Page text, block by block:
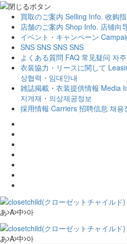
買取のご案内 Selling Info. 收购
店舗のご案内 Shop Info. 店铺向
イベント・キャンペーン
SNS SNS SNS SNS
よくある質問 FAQ 常见疑问 자
衣装協力・リースに関して
상협력・임대안내
雑誌掲載・衣装提供情報 Media
지게재・의상제공정보
採用情報 Carriers 招聘信息 채용
あ A 中 아
あ A 中 아